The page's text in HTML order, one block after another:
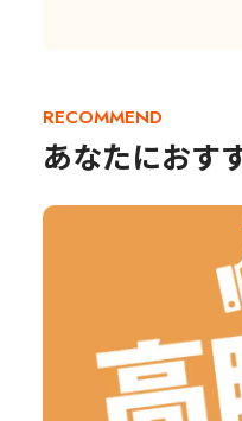
RECOMMEND
あなたにおす